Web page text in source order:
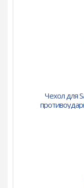
Чехол для